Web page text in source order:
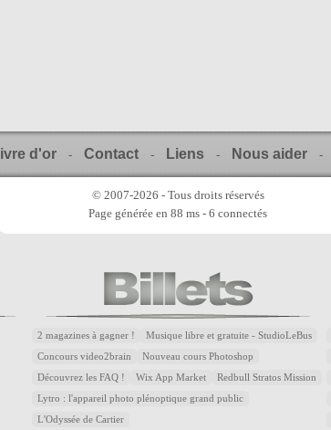
d'or - Contact - Liens - Nous aider -
© 2007-2026 - Tous droits réservés
Page générée en 88 ms - 6 connectés
2 magazines à gagner ! Musique libre et gratuite - StudioLeBus
Concours video2brain Nouveau cours Photoshop
Découvrez les FAQ ! Wix App Market Redbull Stratos Mission
Lytro : l'appareil photo plénoptique grand public
L'Odyssée de Cartier